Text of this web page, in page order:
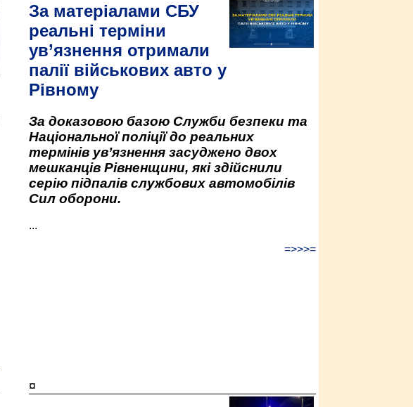
За матеріалами СБУ
реальні терміни
ув’язнення отримали
палії військових авто у
Рівному
За доказовою базою Служби безпеки та
Національної поліції до реальних
термінів ув’язнення засуджено двох
мешканців Рівненщини, які здійснили
серію підпалів службових автомобілів
Сил оборони.
...
=>>>=
¤